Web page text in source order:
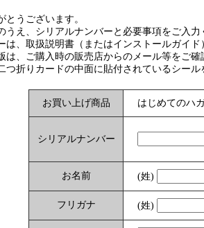
とうございます。
うえ、シリアルナンバーと必要事項をご入力
は、取扱説明書（またはインストールガイ
は、ご購入時の販売店からのメール等をご確
つ折りカードの中面に貼付されているシール
お買い上げ商品 はじめてのハ
シリアルナンバー
お名前 (姓)
フリガナ (姓)